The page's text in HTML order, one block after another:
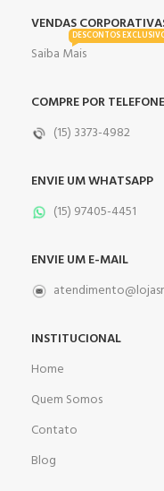
VENDAS
Saiba Mais
DESCONTOS
COMPRE POR TELEFONE
(15) 3373-4982
ENVIE UM WHATSAPP
(15) 97405-4451
ENVIE UM E-MAIL
INSTITUCIONAL
Home
Quem Somos
Contato
Blog